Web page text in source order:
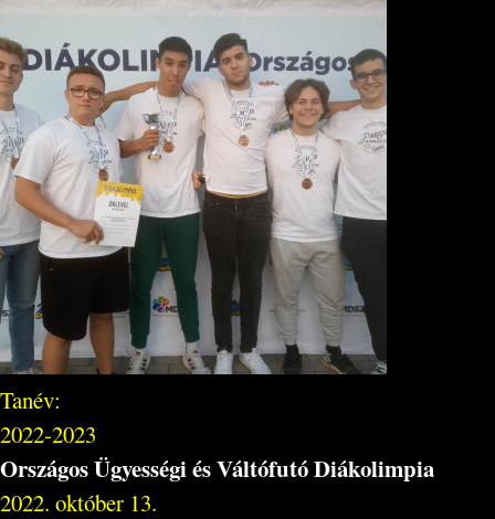
Tanév:
2022-2023
Országos Ügyességi és Váltófutó Diákolimpia
2022. október 13.